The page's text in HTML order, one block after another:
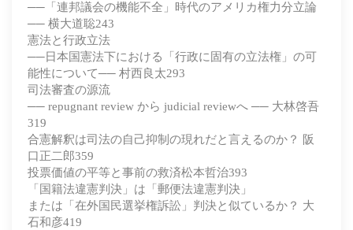
──「連邦議会の機能不全」時代のアメリカ権力分立論
── 横大道聡243
憲法と行政立法
──日本国憲法下における「行政に固有の立法権」の可
能性について── 村西良太293
司法審査の源流
── repugnant review から judicial reviewへ ── 大林啓吾
319
合憲解釈は司法の自己抑制の現れだと言えるのか？ 阪
口正二郎359
投票価値の平等と事前の救済松本哲治393
「国籍法違憲判決」は「郵便法違憲判決」
または「在外国民選挙権訴訟」判決と似ているか？ 大
石和彦419